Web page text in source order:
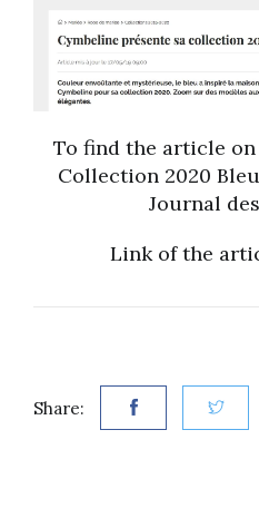
To find the article
Collection 2020
Journal
Link of the
Share: